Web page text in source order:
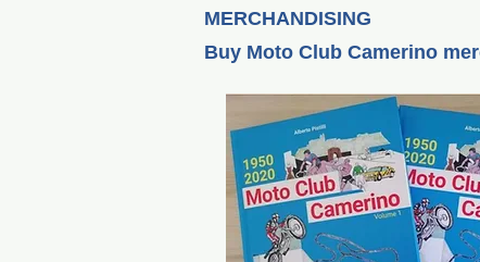
MERCHANDISING
Buy Moto Club Camerino